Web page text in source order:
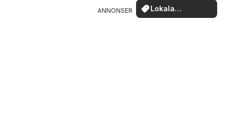
Lokala
erbjudanden
ANNONSER